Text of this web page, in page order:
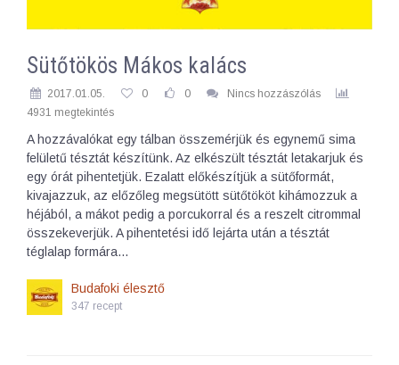
Sütőtökös Mákos kalács
2017.01.05. 0 0
Nincs hozzászólás
4931 megtekintés
A hozzávalókat egy tálban összemérjük és egynemű sima
felületű tésztát készítünk. Az elkészült tésztát letakarjuk és
egy órát pihentetjük. Ezalatt előkészítjük a sütőformát,
kivajazzuk, az előzőleg megsütött sütőtököt kihámozzuk a
héjából, a mákot pedig a porcukorral és a reszelt citrommal
összekeverjük. A pihentetési idő lejárta után a tésztát
téglalap formára…
Budafoki élesztő
347 recept